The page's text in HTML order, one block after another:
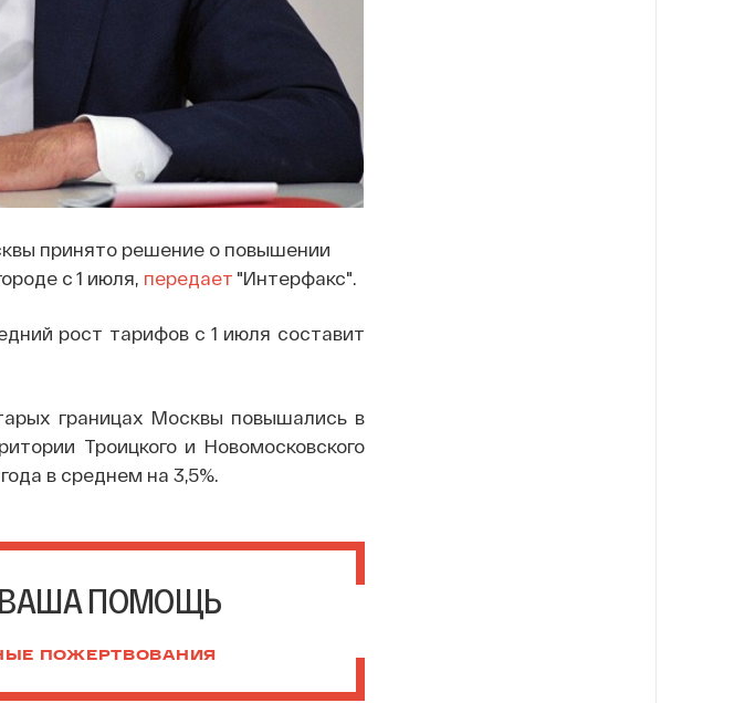
принято решение о повышении
с 1 июля, передает "Интерфакс".
рост тарифов с 1 июля составит
границах Москвы повышались в
Троицкого и Новомосковского
в среднем на 3,5%.
ПОМОЩЬ
ПОЖЕРТВОВАНИЯ